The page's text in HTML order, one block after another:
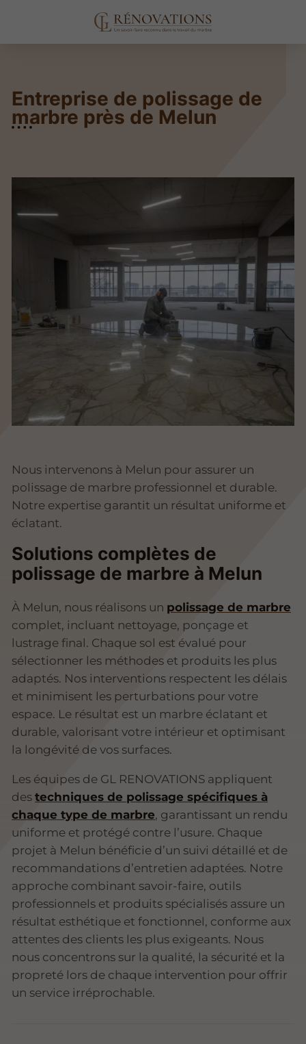
Entreprise de polissage de
marbre près de Melun
Nous intervenons à Melun pour assurer un
polissage de marbre professionnel et durable.
Notre expertise garantit un résultat uniforme et
éclatant.
Solutions complètes de
polissage de marbre à Melun
À Melun, nous réalisons un polissage de marbre
complet, incluant nettoyage, ponçage et
lustrage final. Chaque sol est évalué pour
sélectionner les méthodes et produits les plus
adaptés. Nos interventions respectent les délais
et minimisent les perturbations pour votre
espace. Le résultat est un marbre éclatant et
durable, valorisant votre intérieur et optimisant
la longévité de vos surfaces.
Les équipes de GL RENOVATIONS appliquent
des techniques de polissage spécifiques à
chaque type de marbre, garantissant un rendu
uniforme et protégé contre l’usure. Chaque
projet à Melun bénéficie d’un suivi détaillé et de
recommandations d’entretien adaptées. Notre
approche combinant savoir-faire, outils
professionnels et produits spécialisés assure un
résultat esthétique et fonctionnel, conforme aux
attentes des clients les plus exigeants. Nous
nous concentrons sur la qualité, la sécurité et la
propreté lors de chaque intervention pour offrir
un service irréprochable.